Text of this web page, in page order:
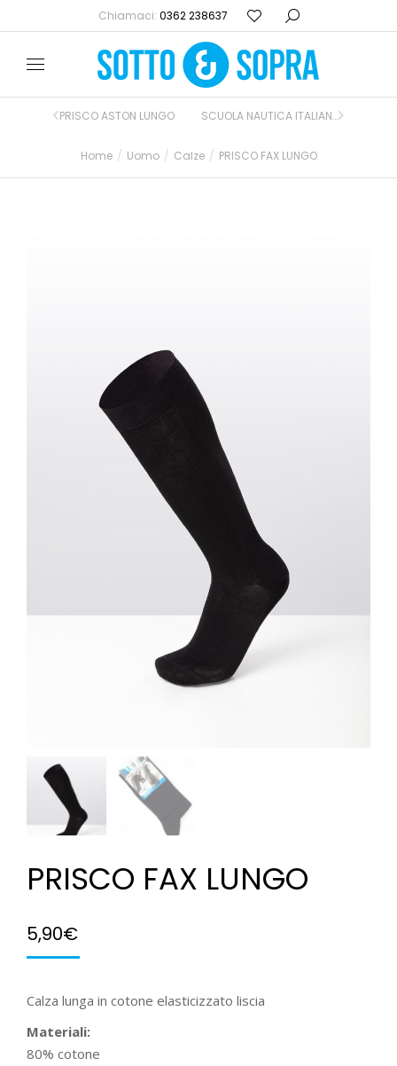
Chiamaci: 0362 238637
Tu sei qui:Home Uomo Calze PRISCO FAX LUNGO
PRISCO ASTON LUNGO SCUOLA NAUTICA ITALIANA 869
PRISCO FAX LUNGO
5,90€
Calza lunga in cotone elasticizzato liscia
Materiali:
80% cotone